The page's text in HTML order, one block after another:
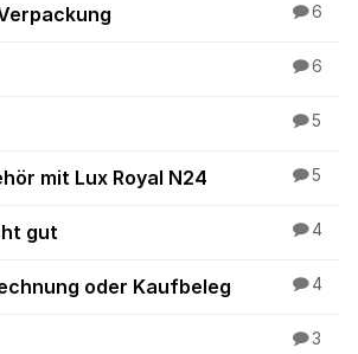
6
6
5
mit Lux Royal N24 5
gut 4
oder Kaufbeleg 4
3